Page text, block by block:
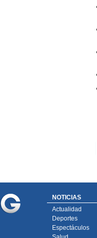
NOTICIAS
Actualidad
Deportes
Espectáculos